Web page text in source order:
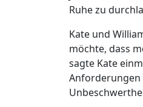
Ruhe zu
Kate und
möchte, dass
sagte Kate